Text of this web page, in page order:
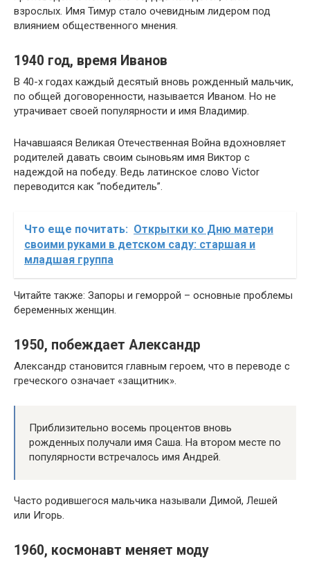
взрослых. Имя Тимур стало очевидным лидером под
влиянием общественного мнения.
1940 год, время Иванов
В 40-х годах каждый десятый вновь рожденный мальчик,
по общей договоренности, называется Иваном. Но не
утрачивает своей популярности и имя Владимир.
Начавшаяся Великая Отечественная Война вдохновляет
родителей давать своим сыновьям имя Виктор с
надеждой на победу. Ведь латинское слово Victor
переводится как “победитель”.
Что еще почитать: Открытки ко Дню матери
своими руками в детском саду: старшая и
младшая группа
Читайте также: Запоры и геморрой – основные проблемы
беременных женщин.
1950, побеждает Александр
Александр становится главным героем, что в переводе с
греческого означает «защитник».
Приблизительно восемь процентов вновь
рожденных получали имя Саша. На втором месте по
популярности встречалось имя Андрей.
Часто родившегося мальчика называли Димой, Лешей
или Игорь.
1960, космонавт меняет моду